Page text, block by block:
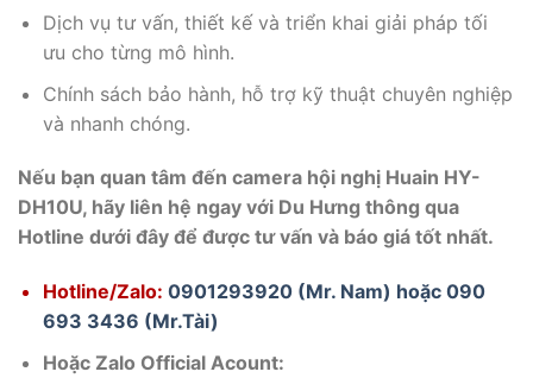
Dịch vụ tư vấn, thiết kế và triển khai giải pháp tối
ưu cho từng mô hình.
Chính sách bảo hành, hỗ trợ kỹ thuật chuyên nghiệp
và nhanh chóng.
Nếu bạn quan tâm đến camera hội nghị Huain HY-
DH10U, hãy liên hệ ngay với Du Hưng thông qua
Hotline dưới đây để được tư vấn và báo giá tốt nhất.
Hotline/Zalo: 0901293920 (Mr. Nam) hoặc 090
693 3436 (Mr.Tài)
Hoặc Zalo Official Acount: